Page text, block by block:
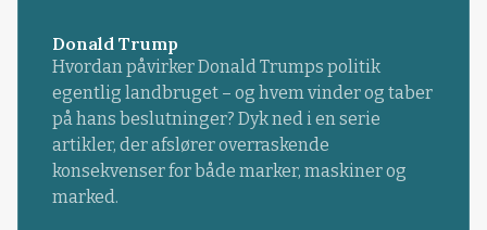
Donald Trump
Hvordan påvirker Donald Trumps politik
egentlig landbruget – og hvem vinder og taber
på hans beslutninger? Dyk ned i en serie
artikler, der afslører overraskende
konsekvenser for både marker, maskiner og
marked.